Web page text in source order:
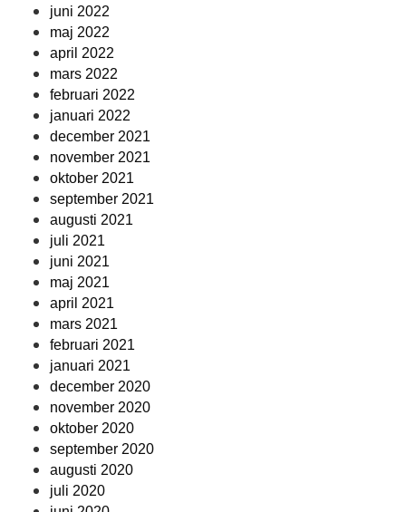
juni 2022
maj 2022
april 2022
mars 2022
februari 2022
januari 2022
december 2021
november 2021
oktober 2021
september 2021
augusti 2021
juli 2021
juni 2021
maj 2021
april 2021
mars 2021
februari 2021
januari 2021
december 2020
november 2020
oktober 2020
september 2020
augusti 2020
juli 2020